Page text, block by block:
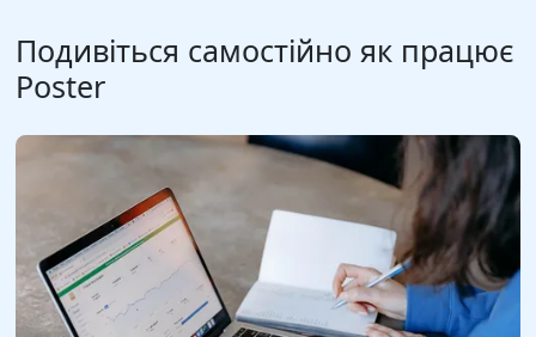
Подивіться самостійно як працює
Poster